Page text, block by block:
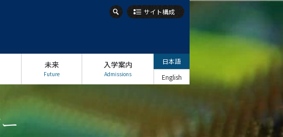
サイト構成
未来
Future
入学案内
Admissions
日本語
English